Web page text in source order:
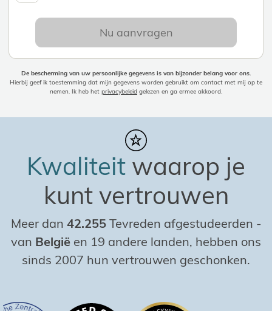
Nu aanvragen
De bescherming van uw persoonlijke gegevens is van bijzonder belang voor ons.
Hierbij geef ik toestemming dat mijn gegevens worden gebruikt om contact met mij op te
nemen. Ik heb het privacybeleid gelezen en ga ermee akkoord.
Kwaliteit waarop je
kunt vertrouwen
Meer dan 42.255 Tevreden afgestudeerden -
van België en 19 andere landen, hebben ons
sinds 2007 hun vertrouwen geschonken.